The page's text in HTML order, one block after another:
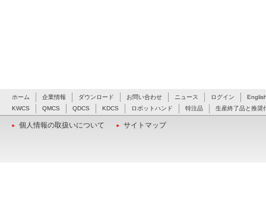
ホーム 企業情報 ダウンロード お問い合わせ ニュース ログイン
KWCS
QMCS QDCS KDCS ロボットハンド 特注品 生産終了品と推奨
個人情報の取扱いについて サイトマップ